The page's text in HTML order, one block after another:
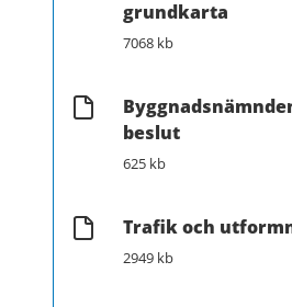
grundkarta
7068 kb
beslut
625 kb
Trafik och
2949 kb